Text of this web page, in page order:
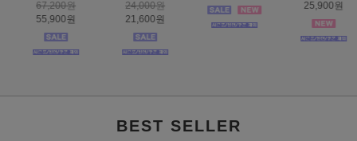
25,900원
49,000원
BEST SELLER